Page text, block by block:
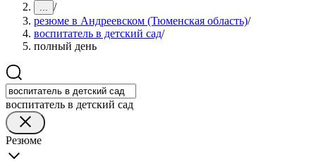
... /
резюме в Андреевском (Тюменская область)/
воспитатель в детский сад/
полный день
воспитатель в детский сад
Резюме